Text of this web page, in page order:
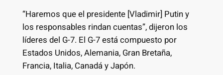
“Haremos que el presidente [Vladimir] Putin y
los responsables rindan cuentas”, dijeron los
líderes del G-7. El G-7 está compuesto por
Estados Unidos, Alemania, Gran Bretaña,
Francia, Italia, Canadá y Japón.